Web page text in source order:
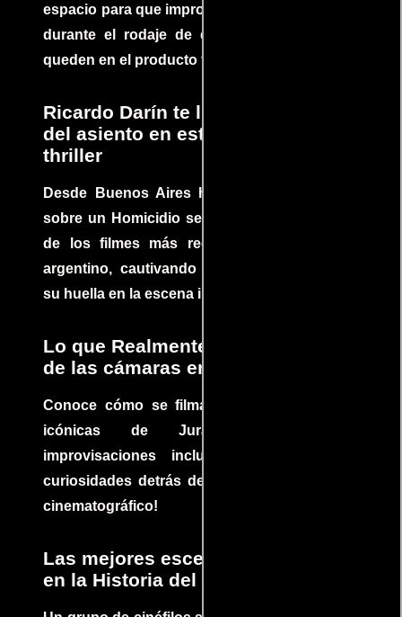
espacio para que improvisaciones que se dan
durante el rodaje de determinadas escenas
queden en el producto final.
Ricardo Darín te llevará al borde
del asiento en este increíble
thriller
Desde Buenos Aires hasta el mundo, Tesis
sobre un Homicidio se ha convertido en uno
de los filmes más recomendados del cine
argentino, cautivando audiencias y dejando
su huella en la escena internacional.
Lo que Realmente Sucedió detrás
de las cámaras en Jurassic Park
Conoce cómo se filmaron algunas escenas
icónicas de Jurassic Park, con
improvisaciones incluidas. ¡Descubre las
curiosidades detrás del rodaje de un clásico
cinematográfico!
Las mejores escenas de acción
en la Historia del cine